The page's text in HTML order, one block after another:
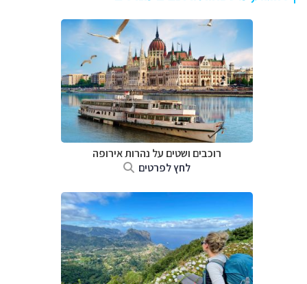
רוכבים ושטים על נהרות אירופה
לחץ לפרטים